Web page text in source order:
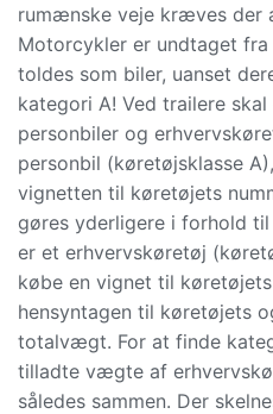
rumænske veje kræves der
Motorcykler er undtaget
toldes som biler, uanset
kategori A! Ved trailere
personbiler og
personbil (køretøjsklasse
vignetten til køretøjets
gøres yderligere i forhold
er et erhvervskøretøj
købe en vignet til
hensyntagen til køretøjets
totalvægt. For at finde
tilladte vægte af
således sammen. Der